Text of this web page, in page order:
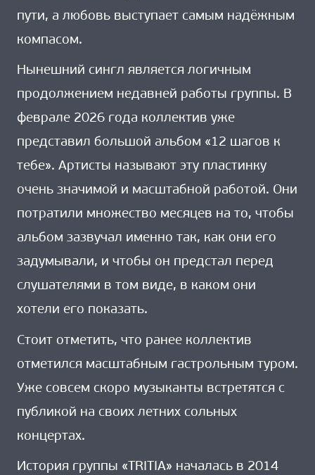
пути, а любовь выступает самым надёжным
компасом.
Нынешний сингл является логичным
продолжением недавней работы группы. В
феврале 2026 года коллектив уже
представил большой альбом «12 шагов к
тебе». Артисты называют эту пластинку
очень значимой и масштабной работой. Они
потратили множество месяцев на то, чтобы
альбом зазвучал именно так, как они его
задумывали, и чтобы он предстал перед
слушателями в том виде, в каком они
хотели его показать.
Стоит отметить, что ранее коллектив
отметился масштабным гастрольным туром.
Уже совсем скоро музыканты встретятся с
публикой на своих летних сольных
концертах.
История группы «TRITIA» началась в 2014